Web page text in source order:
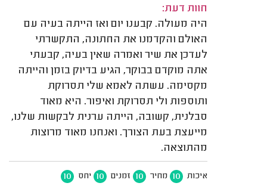
חוות דעת:
היה מעולה. קבענו יום ואז הייתה בעיה עם
האולם והקדמנו את החתונה, התקשרתי
לעדכן את שיר ואמרה שאין בעיה, קבעתי
אתה מוקדם בבוקר, הגיע בדיוק בזמן והייתה
מקסימה. עשתה לאמא שלי תסרוקת
ותוספות ולי תסרוקת ואיפור. היא מאוד
סבלנית, קשובה, הייתה ערנית לבקשות שלנו,
מייעצת בעת הצורך. ואנחנו מאוד מרוצות
מהתוצאה.
איכות 10 מחיר 10 זמנים 10 יחס 10